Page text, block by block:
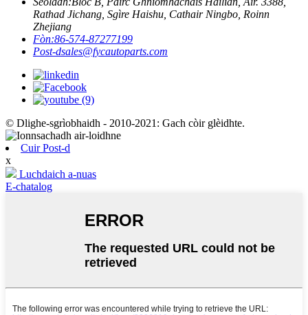
Rathad Jichang, Sgìre Haishu, Cathair Ningbo, Roinn
Zhejiang
Fòn:86-574-87277199
Post-dsales@fycautoparts.com
© Dlighe-sgrìobhaidh - 2010-2021: Gach còir glèidhte.
Cuir Post-d
x
Luchdaich a-nuas
E-chatalog